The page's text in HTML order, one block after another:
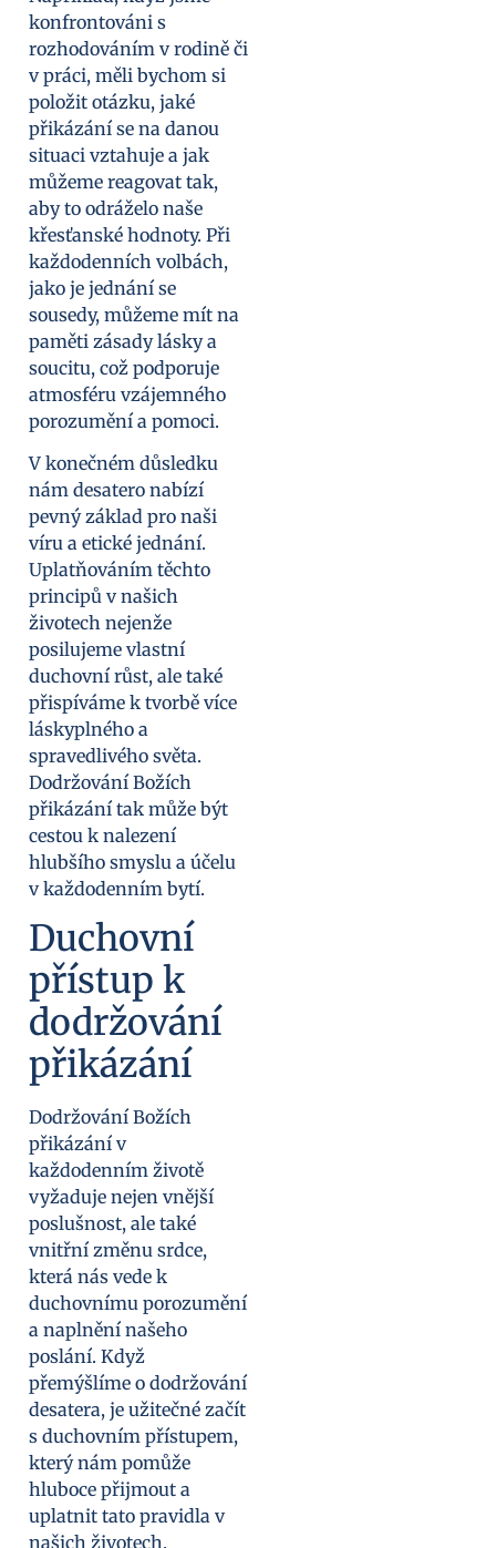
konfrontováni s
rozhodováním v rodině či
v práci, měli bychom si
položit otázku, jaké
přikázání se na danou
situaci vztahuje a jak
můžeme reagovat tak,
aby to odráželo naše
křesťanské hodnoty. Při
každodenních volbách,
jako je jednání se
sousedy, můžeme mít na
paměti zásady lásky a
soucitu, což podporuje
atmosféru vzájemného
porozumění a pomoci.
V konečném důsledku
nám desatero nabízí
pevný základ pro naši
víru a etické jednání.
Uplatňováním těchto
principů v našich
životech nejenže
posilujeme vlastní
duchovní růst, ale také
přispíváme k tvorbě více
láskyplného a
spravedlivého světa.
Dodržování Božích
přikázání tak může být
cestou k nalezení
hlubšího smyslu a účelu
v každodenním bytí.
Duchovní
přístup k
dodržování
přikázání
Dodržování Božích
přikázání v
každodenním životě
vyžaduje nejen vnější
poslušnost, ale také
vnitřní změnu srdce,
která nás vede k
duchovnímu porozumění
a naplnění našeho
poslání. Když
přemýšlíme o dodržování
desatera, je užitečné začít
s duchovním přístupem,
který nám pomůže
hluboce přijmout a
uplatnit tato pravidla v
našich životech.